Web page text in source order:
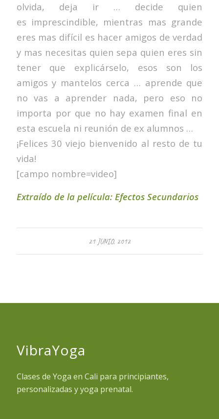
olvida, deja ir … decide quien
es imprescindible, mientras mas grande
eres mas difícil es hacer amigos de verdad
y mas necesitas quien sepa quien eres sin
tener que explicárselo, esos son los
amigos y mantelos cerca … aprende que
no vas a aprender nada, pero eso no
importa por que no hay examen final en
esta escuela ni reunión de ex alumnos …
¡Felices 30 viejo bienvenido al resto de tu
vida!
[campo nombre=video]
Extraído de la película: Efectos Secundarios
21 JUNIO, 2012
VibraYoga
Clases de Yoga en Cali para principiantes,
personalizadas y yoga prenatal.